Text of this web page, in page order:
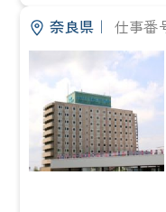
奈良県｜ 仕事番